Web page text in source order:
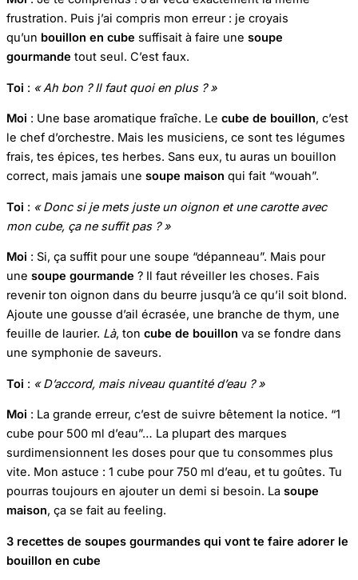
frustration. Puis j’ai compris mon erreur : je croyais
qu’un bouillon en cube suffisait à faire une soupe
gourmande tout seul. C’est faux.
Toi : « Ah bon ? Il faut quoi en plus ? »
Moi : Une base aromatique fraîche. Le cube de bouillon, c’est
le chef d’orchestre. Mais les musiciens, ce sont tes légumes
frais, tes épices, tes herbes. Sans eux, tu auras un bouillon
correct, mais jamais une soupe maison qui fait “wouah”.
Toi : « Donc si je mets juste un oignon et une carotte avec
mon cube, ça ne suffit pas ? »
Moi : Si, ça suffit pour une soupe “dépanneau”. Mais pour
une soupe gourmande ? Il faut réveiller les choses. Fais
revenir ton oignon dans du beurre jusqu’à ce qu’il soit blond.
Ajoute une gousse d’ail écrasée, une branche de thym, une
feuille de laurier. Là, ton cube de bouillon va se fondre dans
une symphonie de saveurs.
Toi : « D’accord, mais niveau quantité d’eau ? »
Moi : La grande erreur, c’est de suivre bêtement la notice. “1
cube pour 500 ml d’eau”… La plupart des marques
surdimensionnent les doses pour que tu consommes plus
vite. Mon astuce : 1 cube pour 750 ml d’eau, et tu goûtes. Tu
pourras toujours en ajouter un demi si besoin. La soupe
maison, ça se fait au feeling.
3 recettes de soupes gourmandes qui vont te faire adorer le
bouillon en cube